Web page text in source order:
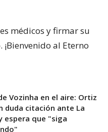
médicos y firmar su
al Eterno
Vozinha en el aire: Ortiz
duda citación ante La
espera que "siga